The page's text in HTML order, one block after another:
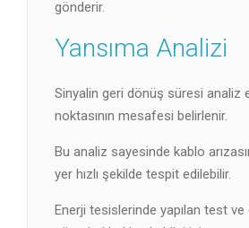
gönderir.
Yansıma Analizi
Sinyalin geri dönüş süresi analiz
noktasının mesafesi belirlenir.
Bu analiz sayesinde kablo
yer hızlı şekilde tespit edilebilir.
Enerji tesislerinde yapılan test